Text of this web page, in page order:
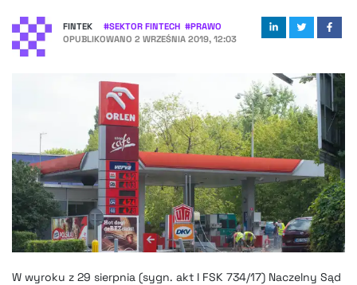
FINTEK #SEKTOR FINTECH #PRAWO
OPUBLIKOWANO 2 WRZEŚNIA 2019, 12:03
W wyroku z 29 sierpnia (sygn. akt I FSK 734/17) Naczelny Sąd